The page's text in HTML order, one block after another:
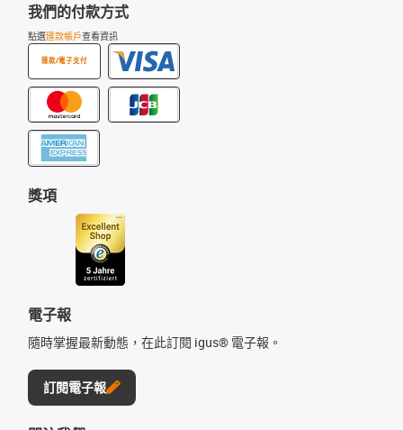
我們的付款方式
點選匯款帳戶查看資訊
匯款/電子支付
獎項
電子報
隨時掌握最新動態，在此訂閱 igus® 電子報。
訂閱電子報